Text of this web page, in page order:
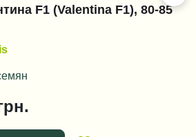
F1 (Valentina F1), 80-85